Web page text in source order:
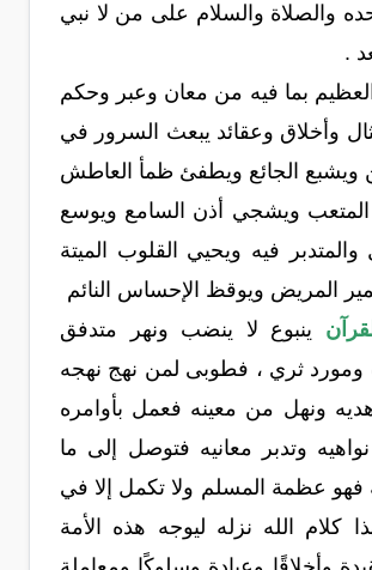
والصلاة والسلام على من لا نبي
.
العظيم بما فيه من معان وعبر وحكم
وأخلاق وعقائد يبعث السرور في
ويشبع الجائع ويطفئ ظمأ العاطش
ويشجي أذن السامع ويوسع
والمتدبر فيه ويحيي القلوب الميتة
المريض ويوقظ الإحساس النائم
ينبوع لا ينضب ونهر متدفق
ثري ، فطوبى لمن نهج نهجه
ونهل من معينه فعمل بأوامره
وتدبر معانيه فتوصل إلى ما
فهو عظمة المسلم ولا تكمل إلا في
كلام الله نزله ليوجه هذه الأمة